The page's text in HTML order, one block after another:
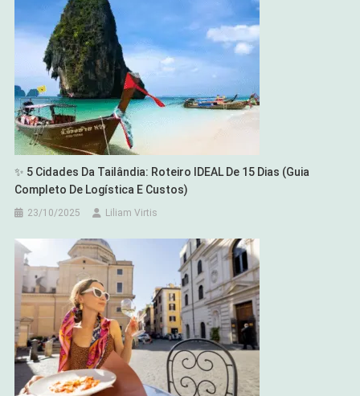
✨ 5 Cidades Da Tailândia: Roteiro IDEAL De 15 Dias (Guia
Completo De Logística E Custos)
23/10/2025 Liliam Virtis